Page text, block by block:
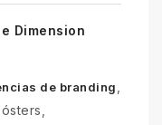
Dimension
de branding